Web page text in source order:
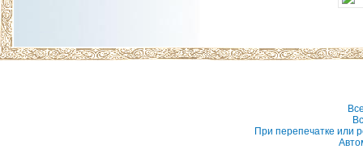
При перепечатке или